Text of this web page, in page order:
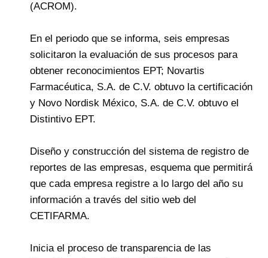
(ACROM).
En el periodo que se informa, seis empresas
solicitaron la evaluación de sus procesos para
obtener reconocimientos EPT; Novartis
Farmacéutica, S.A. de C.V. obtuvo la certificación
y Novo Nordisk México, S.A. de C.V. obtuvo el
Distintivo EPT.
Diseño y construcción del sistema de registro de
reportes de las empresas, esquema que permitirá
que cada empresa registre a lo largo del año su
información a través del sitio web del
CETIFARMA.
Inicia el proceso de transparencia de las